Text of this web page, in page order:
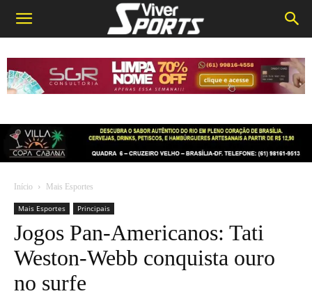
Início Mais Esportes
Mais Esportes Principais
Jogos Pan-Americanos: Tati
Weston-Webb conquista ouro
no surfe